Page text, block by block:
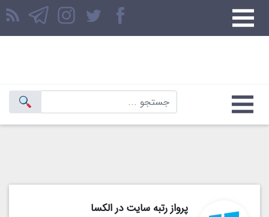
پرواز رتبه سایت در الکسا